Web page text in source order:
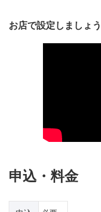
お店で設定しましょ
申込・料金